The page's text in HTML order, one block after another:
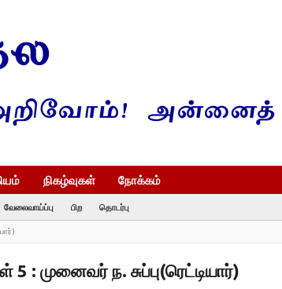
நிகழ்வுகள் நோக்கம்
வேலைவாய்ப்பு பிற தொடர்பு
: முனைவர் ந. சுப்பு(ரெட்டியார்)